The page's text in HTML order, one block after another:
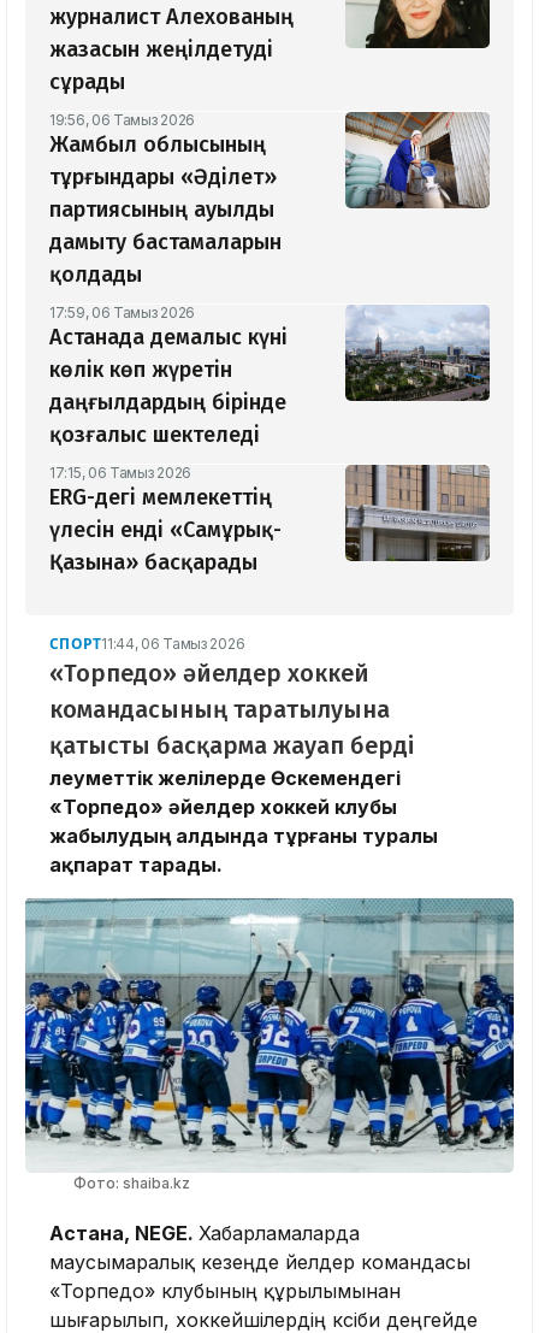
журналист Алехованың
жазасын жеңілдетуді
сұрады
19:56, 06 Тамыз 2026
Жамбыл облысының
тұрғындары «Әділет»
партиясының ауылды
дамыту бастамаларын
қолдады
17:59, 06 Тамыз 2026
Астанада демалыс күні
көлік көп жүретін
даңғылдардың бірінде
қозғалыс шектеледі
17:15, 06 Тамыз 2026
ERG-дегі мемлекеттің
үлесін енді «Самұрық-
Қазына» басқарады
СПОРТ11:44, 06 Тамыз 2026
«Торпедо» әйелдер хоккей
командасының таратылуына
қатысты басқарма жауап берді
Әлеуметтік желілерде Өскемендегі
«Торпедо» әйелдер хоккей клубы
жабылудың алдында тұрғаны туралы
ақпарат тарады.
Фото: shaiba.kz
Астана, NEGE. Хабарламаларда
маусымаралық кезеңде әйелдер командасы
«Торпедо» клубының құрылымынан
шығарылып, хоккейшілердің кәсіби деңгейде